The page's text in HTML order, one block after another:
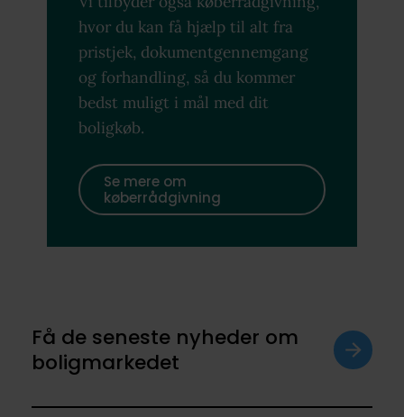
hvor du kan få hjælp til alt fra
pristjek, dokumentgennemgang
og forhandling, så du kommer
bedst muligt i mål med dit
boligkøb.
Se mere om
køberrådgivning
Få de seneste nyheder om
boligmarkedet